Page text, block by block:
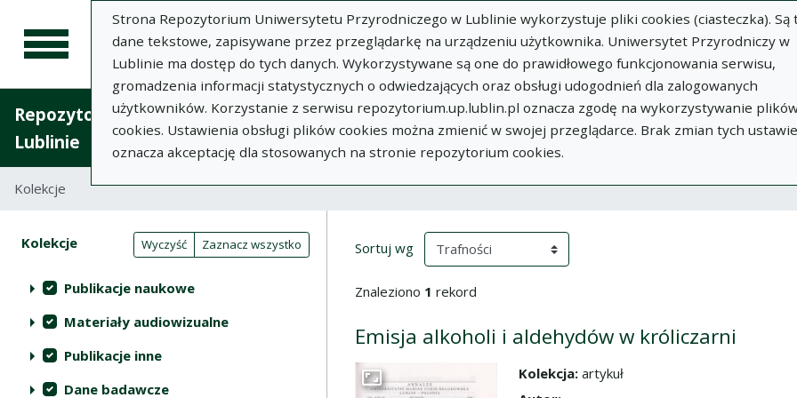
Strona Repozytorium Uniwersytetu Przyrodniczego w Lublinie wykorzystuje pliki cookies (ciasteczka). Są
dane tekstowe, zapisywane przez przeglądarkę na urządzeniu użytkownika. Uniwersytet Przyrodniczy w
Lublinie ma dostęp do tych danych. Wykorzystywane są one do prawidłowego funkcjonowania serwisu,
gromadzenia informacji statystycznych o odwiedzających oraz obsługi udogodnień dla zalogowanych
użytkowników. Korzystanie z serwisu repozytorium.up.lublin.pl oznacza zgodę na wykorzystywanie
cookies. Ustawienia obsługi plików cookies można zmienić w swojej przeglądarce. Brak zmian tych
oznacza akceptację dla stosowanych na stronie repozytorium cookies.
Repozytorium Uniwersytetu Przyrodniczego w
Lublinie
Dodaj
publikację
O
Repozytorium
Dokumenty
Kolekcje
Lista wyników wyszukiwania
Filtry wyszukiwania (automatyczne przeładowanie treści)
Akcje na kolekcjach Wyczyść Zaznacz wszystko
Kolekcje (automatyczne przeładowanie treści)
Publikacje naukowe
Materiały audiowizualne
Publikacje inne
Dane badawcze
Wyniki wyszukiwania
Sortuj wg (automatyczne przeładowanie treści)
Znaleziono 1 rekord
Emisja alkoholi i aldehydów w króliczarni
Przejdź do zbioru
Kolekcja: artykuł